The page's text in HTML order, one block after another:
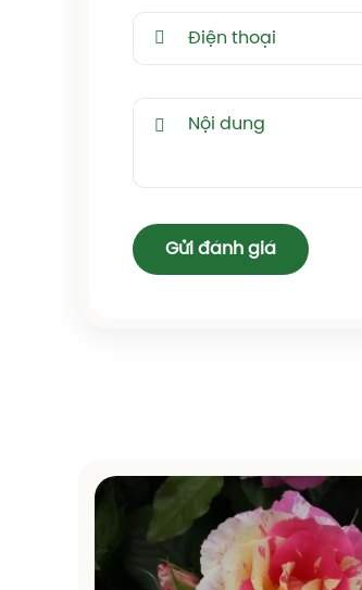
Hãy là người đầu
Quý khách vui lòng nhập